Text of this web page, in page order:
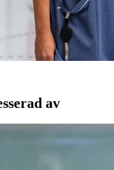
av